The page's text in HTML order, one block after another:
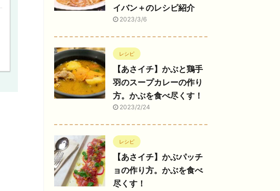
イバン＋のレシピ紹介
2023/3/6
レシピ
【あさイチ】かぶと鶏手
羽のスープカレーの作り
方。かぶを食べ尽くす！
2023/2/24
レシピ
【あさイチ】かぶパッチ
ョの作り方。かぶを食べ
尽くす！